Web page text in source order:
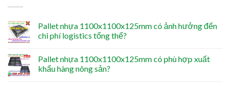
Pallet nhựa 1100x1100x125mm có ảnh hưởng đến
chi phí logistics tổng thể?
Pallet nhựa 1100x1100x125mm có phù hợp xuất
khẩu hàng nông sản?